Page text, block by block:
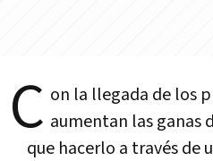
C on la llegada de los
aumentan las ganas
que hacerlo a través de